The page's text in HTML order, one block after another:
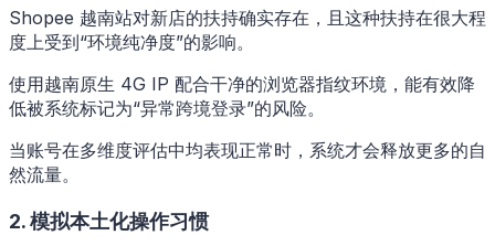
Shopee 越南站对新店的扶持确实存在，且这种扶持在很大程
度上受到“环境纯净度”的影响。
使用越南原生 4G IP 配合干净的浏览器指纹环境，能有效降
低被系统标记为“异常跨境登录”的风险。
当账号在多维度评估中均表现正常时，系统才会释放更多的自
然流量。
2. 模拟本土化操作习惯